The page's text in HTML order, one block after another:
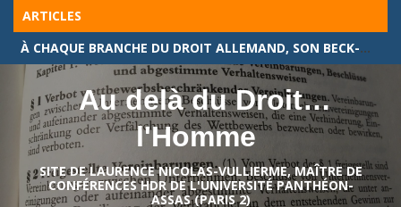
Skip
content
ARTICLES
À CHAQUE BRANCHE DU DROIT ALLEMAND, SON BECK-TEXTE !
Au delà du Droit…
l'Homme
SITE DE LAURENCE NICOLAS-VULLIERME, MAÎTRE DE
CONFÉRENCES HDR DE L'UNIVERSITÉ PANTHÉON-
ASSAS (PARIS 2)